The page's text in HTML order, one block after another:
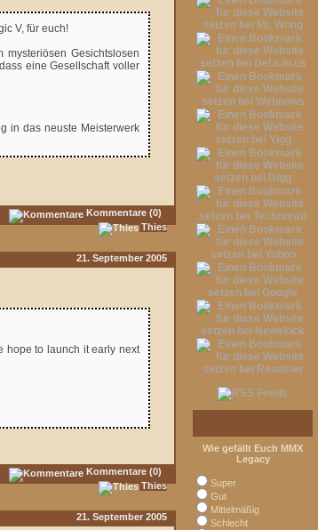
Wie gefällt Euch MMX
Legacy
Super
Gut
Mittelmäßig
Schlecht
V, für euch!
Gesichtslosen
eine Gesellschaft voller
in das neuste Meisterwerk
Kommentare (0)
Thies
21. September 2005
hope to launch it early next
Kommentare (0)
Thies
21. September 2005